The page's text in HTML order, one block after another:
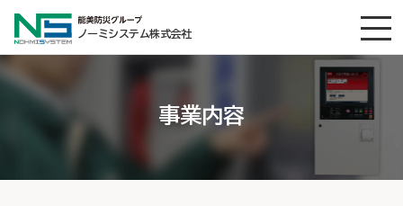
ノーミシステム株式会社
事業内容